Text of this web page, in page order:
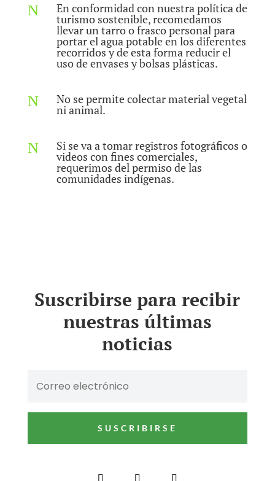
N En conformidad con nuestra política de
turismo sostenible, recomedamos
llevar un tarro o frasco personal para
portar el agua potable en los diferentes
recorridos y de esta forma reducir el
uso de envases y bolsas plásticas.
N No se permite colectar material vegetal
ni animal.
N Si se va a tomar registros fotográficos o
videos con fines comerciales,
requerimos del permiso de las
comunidades indígenas.
Suscribirse para recibir
nuestras últimas
noticias
SUSCRIBIRSE